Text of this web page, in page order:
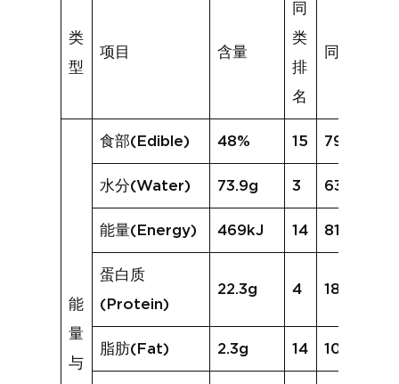
类
型
项目 含量
同
类
排
名
同类均值
能
量
与
食部(Edible) 48% 15 79%
水分(Water) 73.9g 3 63.5g
能量(Energy) 469kJ 14 811kJ
蛋白质
(Protein)
22.3g 4 18.3g
脂肪(Fat) 2.3g 14 10.8g